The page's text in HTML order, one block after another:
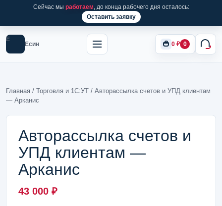
Сейчас мы работаем, до конца рабочего дня осталось:
Оставить заявку
Е
Есин 0 ₽ 0
Главная / Торговля и 1С:УТ / Авторассылка счетов и УПД клиентам
— Арканис
Авторассылка счетов и
УПД клиентам —
Арканис
43 000 ₽